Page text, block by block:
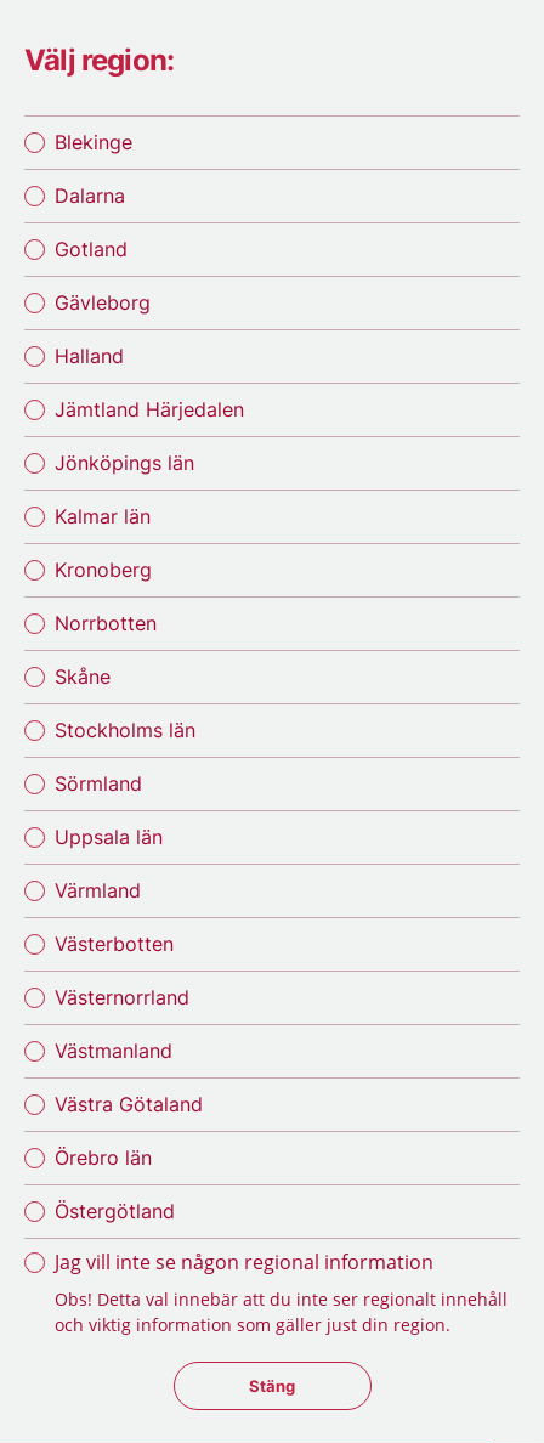
Välj region:
Blekinge
Dalarna
Gotland
Gävleborg
Halland
Jämtland Härjedalen
Jönköpings län
Kalmar län
Kronoberg
Norrbotten
Skåne
Stockholms län
Sörmland
Uppsala län
Värmland
Västerbotten
Västernorrland
Västmanland
Västra Götaland
Örebro län
Östergötland
Jag vill inte se någon regional information
Obs! Detta val innebär att du inte ser regionalt innehåll
och viktig information som gäller just din region.
Stäng regionsväljaren
Stäng